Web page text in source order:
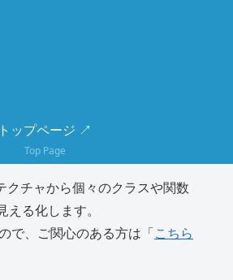
トップページ ↗
Top Page
クチャから個々のクラスや関数
る化します。
で、ご関心のある方は「 こちら